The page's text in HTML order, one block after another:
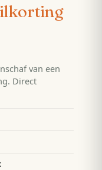
van een
Direct